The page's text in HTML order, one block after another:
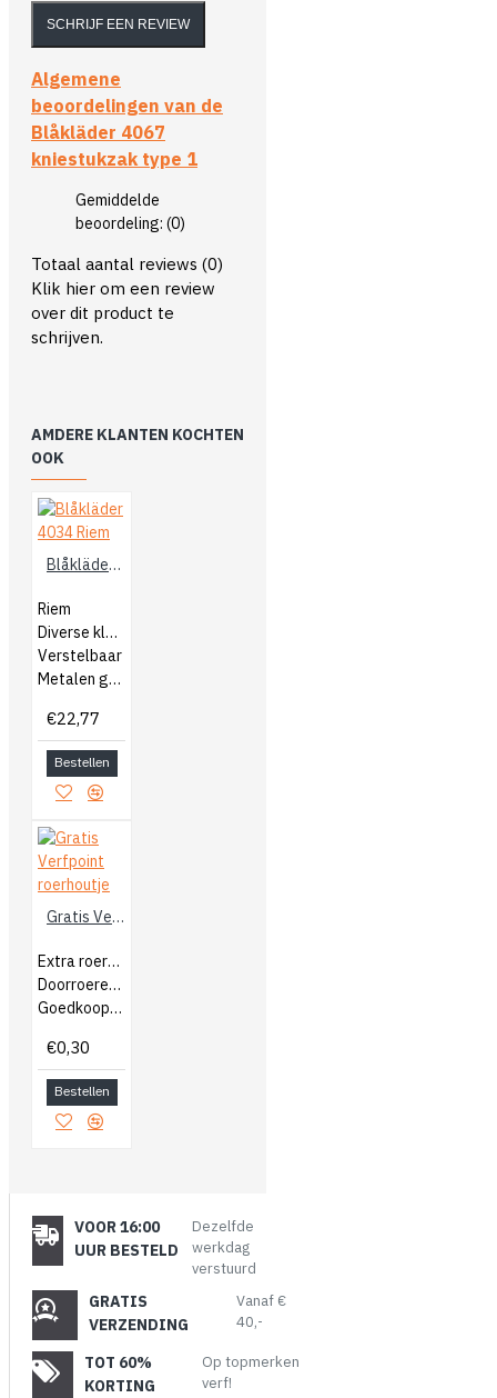
SCHRIJF EEN REVIEW
Algemene
beoordelingen van de
Blåkläder 4067
kniestukzak type 1
Gemiddelde
beoordeling: (0)
Totaal aantal reviews (0)
Klik hier om een review
over dit product te
schrijven.
AMDERE KLANTEN KOCHTEN
OOK
Blåkläder 4034 Riem
Riem
Diverse kleuren
Verstelbaar
Metalen gesp
€22,77
Bestellen
Gratis Verfpoint roerhoutje
Extra roerhoutjes
Doorroeren van verf
Goedkoop bijbestellen
€0,30
Bestellen
VOOR 16:00
UUR BESTELD
Dezelfde
werkdag
verstuurd
GRATIS
VERZENDING
Vanaf €
40,-
TOT 60%
KORTING
Op topmerken
verf!